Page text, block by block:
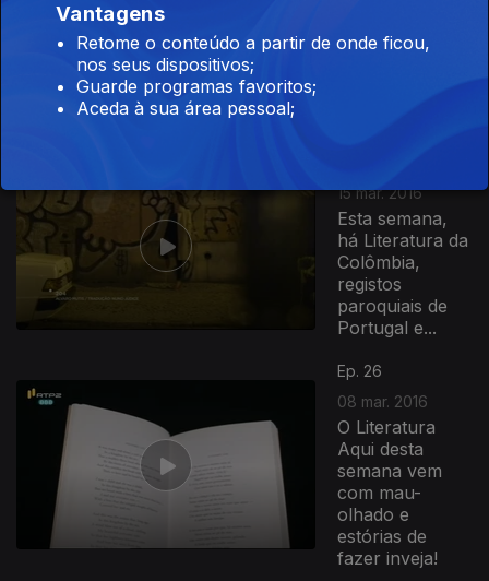
falamos de
Literatura pelo
15 mar. 2016
Esta semana,
há Literatura da
Colômbia,
registos
paroquiais de
Portugal e...
Ep. 26
08 mar. 2016
O Literatura
Aqui desta
semana vem
com mau-
olhado e
estórias de
fazer inveja!
Vantagens
Retome o conteúdo a partir de onde ficou,
nos seus dispositivos;
Guarde programas favoritos;
Aceda à sua área pessoal;